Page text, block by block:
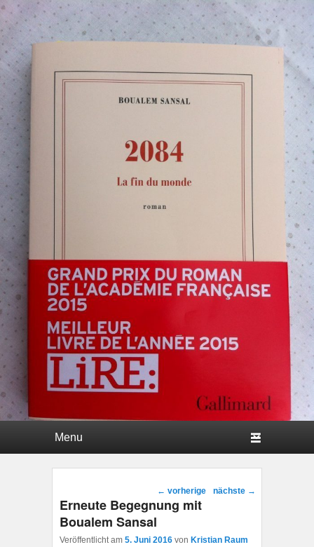
Beitragsnavigation
← vorherige nächste →
Erneute Begegnung mit
Boualem Sansal
Veröffentlicht am 5. Juni 2016 von Kristian Raum